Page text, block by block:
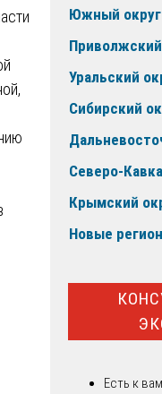
Южный округ
Уральский
Сибирский
Северо-
Крымский
Новые
Есть к